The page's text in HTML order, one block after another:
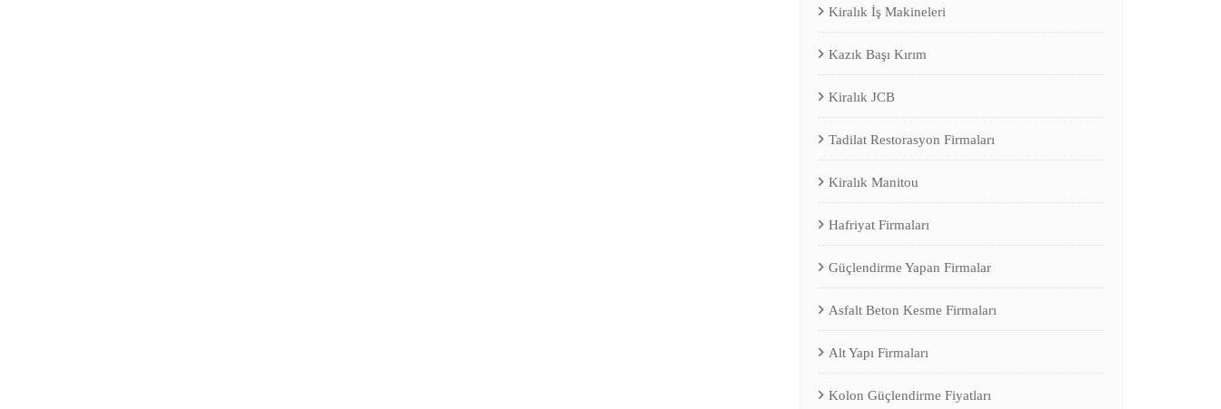
Kiralık İş Makineleri
Kazık Başı Kırım
Kiralık JCB
Tadilat Restorasyon Firmaları
Kiralık Manitou
Hafriyat Firmaları
Güçlendirme Yapan Firmalar
Asfalt Beton Kesme Firmaları
Alt Yapı Firmaları
Kolon Güçlendirme Fiyatları